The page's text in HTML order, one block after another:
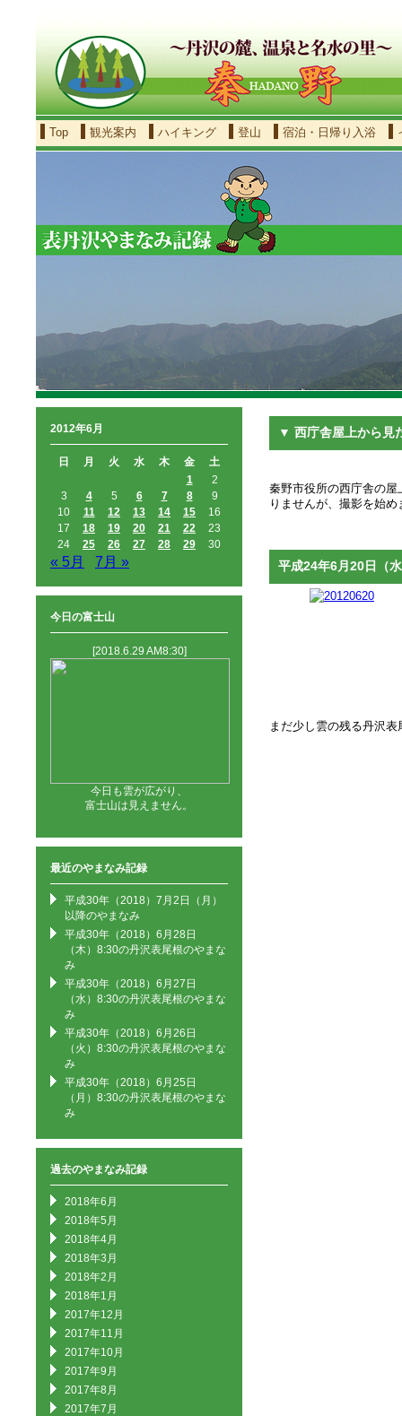
Top 観光案内 ハイキング 登山 宿泊・日帰り入浴
2012年6月
日 月 火 水 木 金
土
1
2
3
4 5 6 7 8
9
10
11 12 13 14 15
16
17
18 19 20 21 22
23
24
25 26 27 28 29 30
« 5月 7月 »
今日の富士山
[2018.6.29 AM8:30]
今日も雲が広がり、
富士山は見えません。
最近のやまなみ記録
平成30年（2018）7月2日（月）
以降のやまなみ
平成30年（2018）6月28日
（木）8:30の丹沢表尾根のやまな
み
平成30年（2018）6月27日
（水）8:30の丹沢表尾根のやまな
み
平成30年（2018）6月26日
（火）8:30の丹沢表尾根のやまな
み
平成30年（2018）6月25日
（月）8:30の丹沢表尾根のやまな
み
過去のやまなみ記録
2018年6月
2018年5月
2018年4月
2018年3月
2018年2月
2018年1月
2017年12月
2017年11月
2017年10月
2017年9月
2017年8月
2017年7月
▼ 西庁舎屋上から見
秦野市役所の西庁舎の
りませんが、撮影を始
平成24年6月20日（
まだ少し雲の残る丹沢